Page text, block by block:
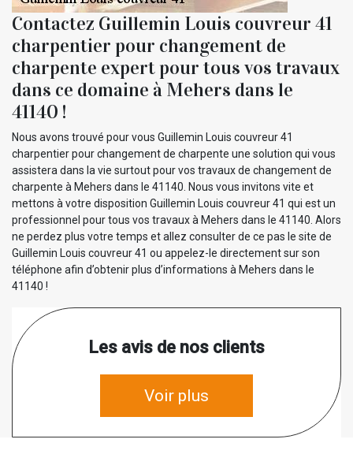
Contactez Guillemin Louis couvreur 41
charpentier pour changement de
charpente expert pour tous vos travaux
dans ce domaine à Mehers dans le
41140 !
Nous avons trouvé pour vous Guillemin Louis couvreur 41
charpentier pour changement de charpente une solution qui vous
assistera dans la vie surtout pour vos travaux de changement de
charpente à Mehers dans le 41140. Nous vous invitons vite et
mettons à votre disposition Guillemin Louis couvreur 41 qui est un
professionnel pour tous vos travaux à Mehers dans le 41140. Alors
ne perdez plus votre temps et allez consulter de ce pas le site de
Guillemin Louis couvreur 41 ou appelez-le directement sur son
téléphone afin d’obtenir plus d’informations à Mehers dans le
41140 !
Les avis de nos clients
Voir plus